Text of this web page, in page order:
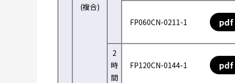
(複合)
FP060CN-0211-1 pdf
2
時
間
FP120CN-0144-1 pdf